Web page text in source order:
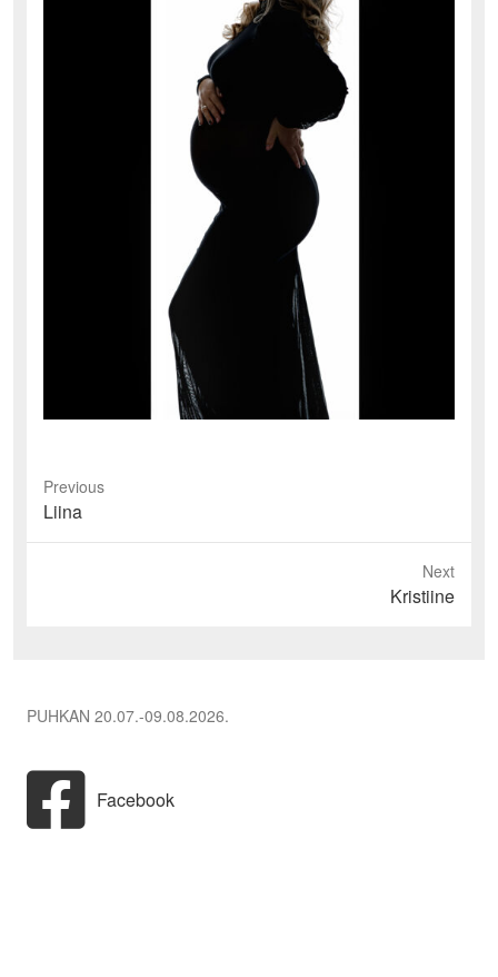
Previous
Previous
post:
Liina
Next
Kristiine
PUHKAN 20.07.-09.08.2026.
Facebook